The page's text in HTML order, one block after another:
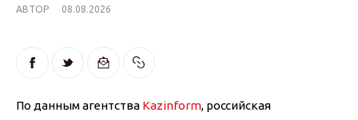
АВТОР 08.08.2026
По данным агентства Kazinform, российская